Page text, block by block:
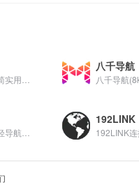
八千导航
192LINK